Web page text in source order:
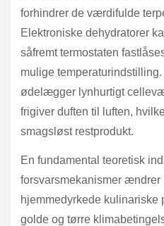
forhindrer de værdifulde
Elektroniske dehydratorer
såfremt termostaten
mulige
ødelægger lynhurtigt
frigiver duften til luften,
smagsløst restprodukt.
En fundamental teoretisk
forsvarsmekanismer ændrer
hjemmedyrkede kulinariske
golde og tørre